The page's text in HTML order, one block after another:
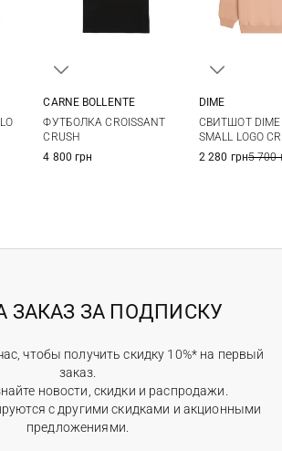
CARNE BOLLENTE
ФУТБОЛКА CROISSANT
CRUSH
4 800 грн
DIME
СВИТШОТ DIME
SMALL LOGO
2 280 грн5 700
ЗАКАЗ ЗА ПОДПИСКУ
чтобы получить скидку 10%* на первый
заказ.
новости, скидки и распродажи.
с другими скидками и акционными
предложениями.